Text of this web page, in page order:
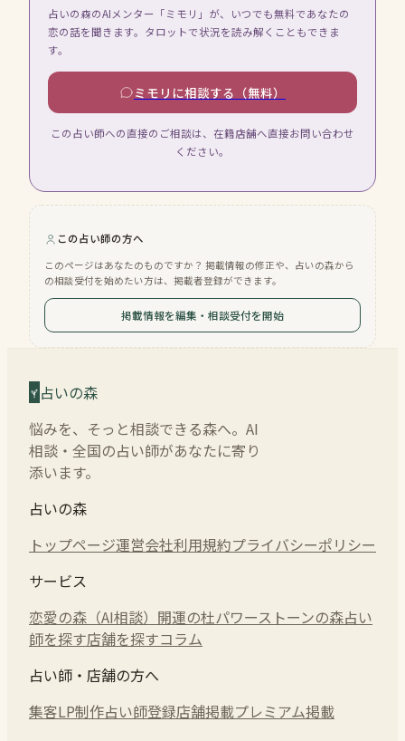
占いの森のAIメンター「ミモリ」が、いつでも無料であなたの
恋の話を聞きます。タロットで状況を読み解くこともできま
す。
ミモリに相談する（無料）
この占い師への直接のご相談は、在籍店舗へ直接お問い合わせ
ください。
この占い師の方へ
このページはあなたのものですか？ 掲載情報の修正や、占いの森から
の相談受付を始めたい方は、掲載者登録ができます。
掲載情報を編集・相談受付を開始
占いの森
悩みを、そっと相談できる森へ。AI
相談・全国の占い師があなたに寄り
添います。
占いの森
トップページ運営会社利用規約プライバシーポリシー
サービス
恋愛の森（AI相談） 開運の杜パワーストーンの森占い
師を探す店舗を探すコラム
占い師・店舗の方へ
集客LP制作占い師登録店舗掲載プレミアム掲載